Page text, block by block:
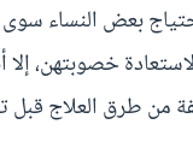
بعض النساء سوى
خصوبتهن،
من طرق العلاج